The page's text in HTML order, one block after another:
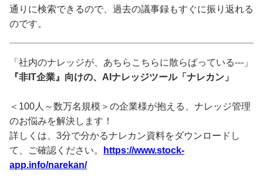
通りに検索できるので、過去の議事録もすぐに振り返れる
のです。
「社内のナレッジが、あちらこちらに散らばっている---」
『非IT企業』向けの、AIナレッジツール「ナレカン」
＜100人～数万名規模＞の企業様が抱える、ナレッジ管理
のお悩みを解決します！
詳しくは、3分で分かるナレカン資料をダウンロードし
て、ご確認ください。
https://www.stock-
app.info/narekan/